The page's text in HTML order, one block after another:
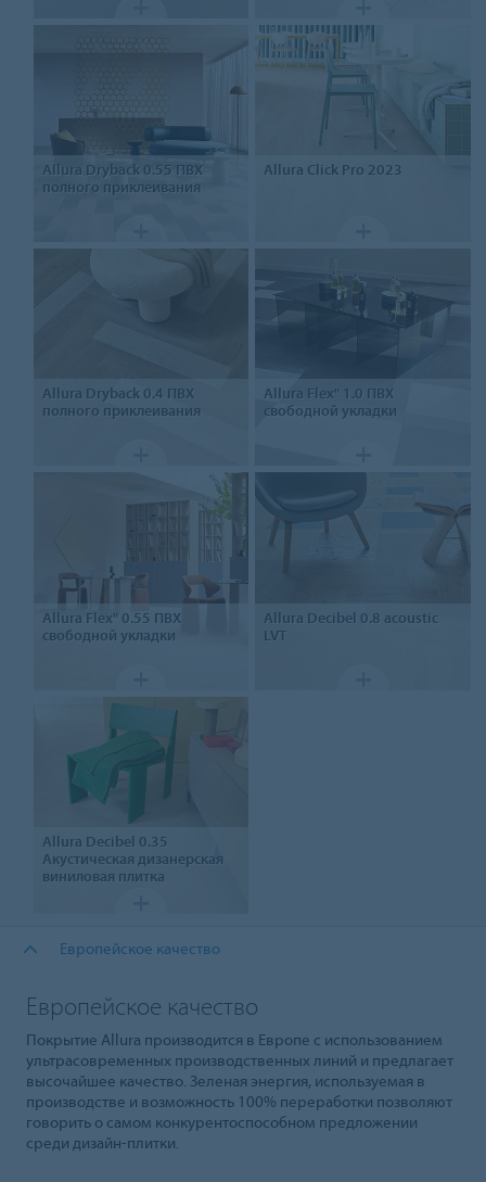
Allura Dryback 0.55 ПВХ
полного приклеивания
Allura Click Pro 2023
Allura Dryback 0.4 ПВХ
полного приклеивания
Allura Flex" 1.0 ПВХ
свободной укладки
Allura Flex" 0.55 ПВХ
свободной укладки
Allura Decibel 0.8 acoustic
LVT
Allura Decibel 0.35
Акустическая дизанерская
виниловая плитка
Европейское качество
Европейское качество
Покрытие Allura производится в Европе с использованием
ультрасовременных производственных линий и предлагает
высочайшее качество. Зеленая энергия, используемая в
производстве и возможность 100% переработки позволяют
говорить о самом конкурентоспособном предложении
среди дизайн-плитки.